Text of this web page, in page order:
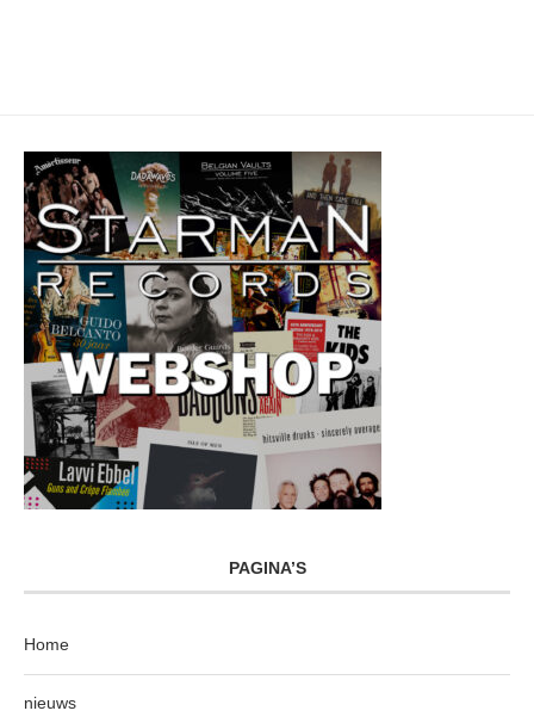
PAGINA’S
Home
nieuws